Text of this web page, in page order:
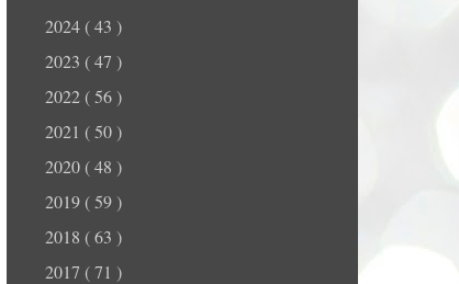
2024 ( 43 )
2023 ( 47 )
2022 ( 56 )
2021 ( 50 )
2020 ( 48 )
2019 ( 59 )
2018 ( 63 )
2017 ( 71 )